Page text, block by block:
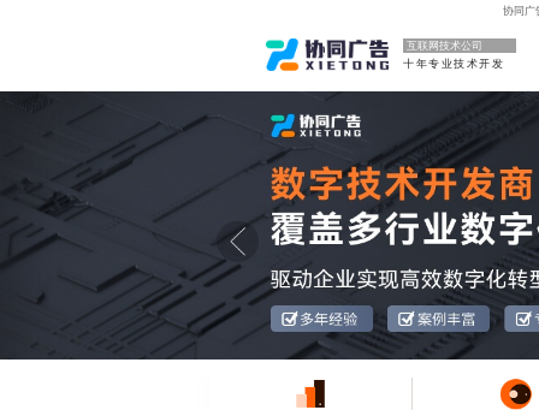
协同广
互联网技术公司
十年专业技术开发